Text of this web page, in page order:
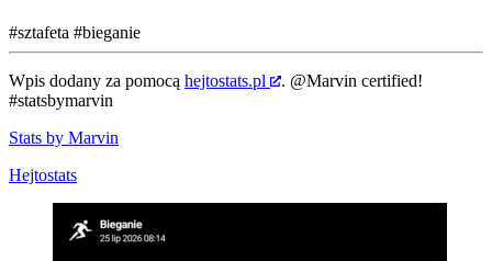
#sztafeta #bieganie
Wpis dodany za pomocą hejtostats.pl . @Marvin certified!
#statsbymarvin
Stats by Marvin
Hejtostats